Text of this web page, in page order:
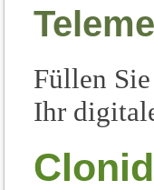
Füllen
Ihr